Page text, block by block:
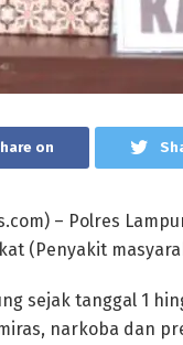
on
– Polres
(Penyakit
sejak tanggal 1
narkoba dan